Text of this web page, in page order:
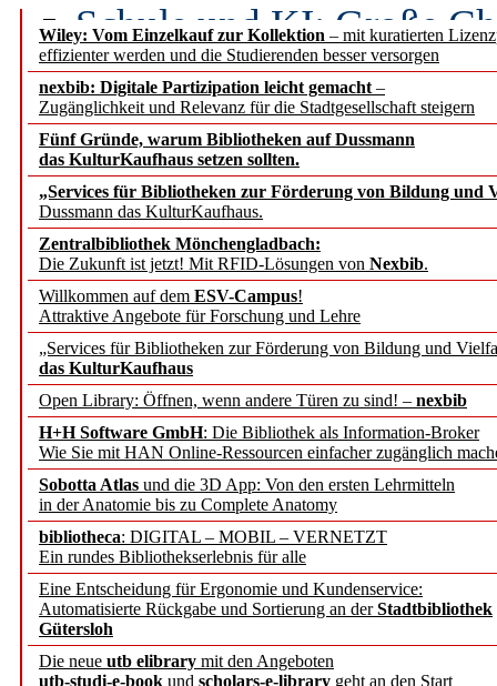
Wiley: Vom Einzelkauf zur Kollektion – mit kuratierten
effizienter werden und die Studierenden besser versorgen
nexbib: Digitale Partizipation leicht gemacht –
Zugänglichkeit und Relevanz für die Stadtgesellschaft steigern
Fünf Gründe, warum Bibliotheken auf Dussmann
das KulturKaufhaus setzen sollten.
„Services für Bibliotheken zur Förderung von Bildung und
Dussmann das KulturKaufhaus.
Zentralbibliothek Mönchengladbach:
Die Zukunft ist jetzt! Mit RFID-Lösungen von Nexbib.
Willkommen auf dem ESV-Campus!
Attraktive Angebote für Forschung und Lehre
„Services für Bibliotheken zur Förderung von Bildung und
das KulturKaufhaus
Open Library: Öffnen, wenn andere Türen zu sind! – nexbib
H+H Software GmbH: Die Bibliothek als Information-Broker
Wie Sie mit HAN Online-Ressourcen einfacher zugänglich
Sobotta Atlas und die 3D App: Von den ersten Lehrmitteln
in der Anatomie bis zu Complete Anatomy
bibliotheca: DIGITAL – MOBIL – VERNETZT
Ein rundes Bibliothekserlebnis für alle
Eine Entscheidung für Ergonomie und Kundenservice:
Automatisierte Rückgabe und Sortierung an derStadtbibliothek
Gütersloh
Die neue utb elibrary mit den Angeboten
utb-studi-e-book und scholars-e-library geht an den Start
Schule und KI: Große
Voraussetzungen
Erfolgreiches erstes
Segment Research –
angepasst
konstruktiv!
Mohr Siebeck
und die Zeitschrift für
Francke Attempto
EBSCO Information
Recherchefunktionen in
Sorbisches Institut neu
Geschichte und